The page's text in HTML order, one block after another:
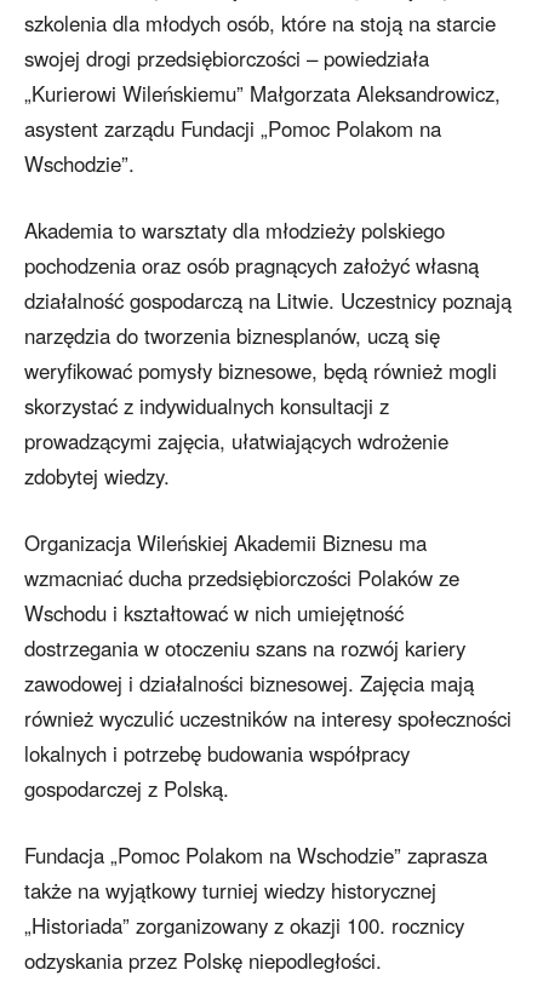
szkolenia dla młodych osób, które na stoją na starcie
swojej drogi przedsiębiorczości – powiedziała
„Kurierowi Wileńskiemu” Małgorzata Aleksandrowicz,
asystent zarządu Fundacji „Pomoc Polakom na
Wschodzie”.
Akademia to warsztaty dla młodzieży polskiego
pochodzenia oraz osób pragnących założyć własną
działalność gospodarczą na Litwie. Uczestnicy poznają
narzędzia do tworzenia biznesplanów, uczą się
weryfikować pomysły biznesowe, będą również mogli
skorzystać z indywidualnych konsultacji z
prowadzącymi zajęcia, ułatwiających wdrożenie
zdobytej wiedzy.
Organizacja Wileńskiej Akademii Biznesu ma
wzmacniać ducha przedsiębiorczości Polaków ze
Wschodu i kształtować w nich umiejętność
dostrzegania w otoczeniu szans na rozwój kariery
zawodowej i działalności biznesowej. Zajęcia mają
również wyczulić uczestników na interesy społeczności
lokalnych i potrzebę budowania współpracy
gospodarczej z Polską.
Fundacja „Pomoc Polakom na Wschodzie” zaprasza
także na wyjątkowy turniej wiedzy historycznej
„Historiada” zorganizowany z okazji 100. rocznicy
odzyskania przez Polskę niepodległości.